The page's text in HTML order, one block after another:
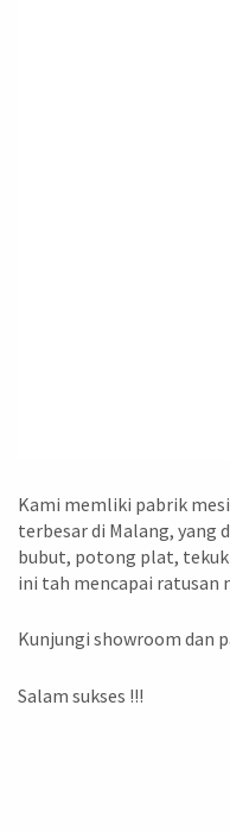
Kami memliki pabrik
terbesar di Malang, yang
bubut, potong plat,
ini tah mencapai ratusan
Kunjungi showroom dan
Salam sukses !!!